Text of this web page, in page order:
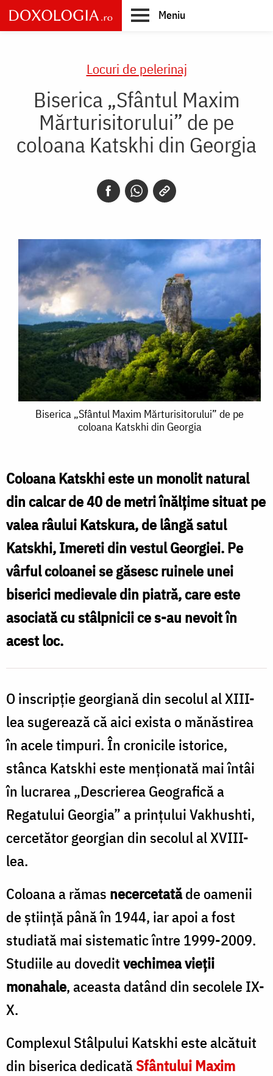
Skip
to
main
Meniu
Locuri de pelerinaj
Biserica „Sfântul Maxim
Mărturisitorului” de pe
coloana Katskhi din Georgia
Biserica
Mărturisitorului”
de
pe
coloana
Katskhi
Georgia
Biserica „Sfântul Maxim Mărturisitorului” de pe
coloana Katskhi din Georgia
Coloana Katskhi este un monolit natural
din calcar de 40 de metri înălțime situat pe
valea râului Katskura, de lângă satul
Katskhi, Imereti din vestul Georgiei. Pe
vârful coloanei se găsesc ruinele unei
biserici medievale din piatră, care este
asociată cu stâlpnicii ce s-au nevoit în
acest loc.
O inscripție georgiană din secolul al XIII-
lea sugerează că aici exista o mănăstirea
în acele timpuri. În cronicile istorice,
stânca Katskhi este menționată mai întâi
în lucrarea „Descrierea Geografică a
Regatului Georgia” a prințului Vakhushti,
cercetător georgian din secolul al XVIII-
lea.
Coloana a rămas necercetatăde oamenii
de știință până în 1944, iar apoi a fost
studiată mai sistematic între 1999-2009.
Studiile au doveditvechimea vieții
monahale, aceasta datând din secolele IX-
X.
Complexul Stâlpului Katskhi este alcătuit
din biserica dedicatăSfântului Maxim